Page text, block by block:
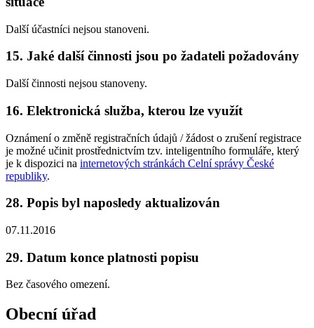
Další účastníci nejsou stanoveni.
15. Jaké další činnosti jsou po žadateli požadovány
Další činnosti nejsou stanoveny.
16. Elektronická služba, kterou lze využít
Oznámení o změně registračních údajů / žádost o zrušení registrace
je možné učinit prostřednictvím tzv. inteligentního formuláře, který
je k dispozici na internetových stránkách Celní správy České
republiky.
28. Popis byl naposledy aktualizován
07.11.2016
29. Datum konce platnosti popisu
Bez časového omezení.
Obecní úřad